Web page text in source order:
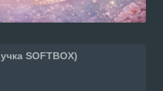
SOFTBOX)